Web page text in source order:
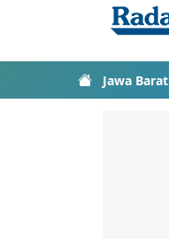
Jawa Barat